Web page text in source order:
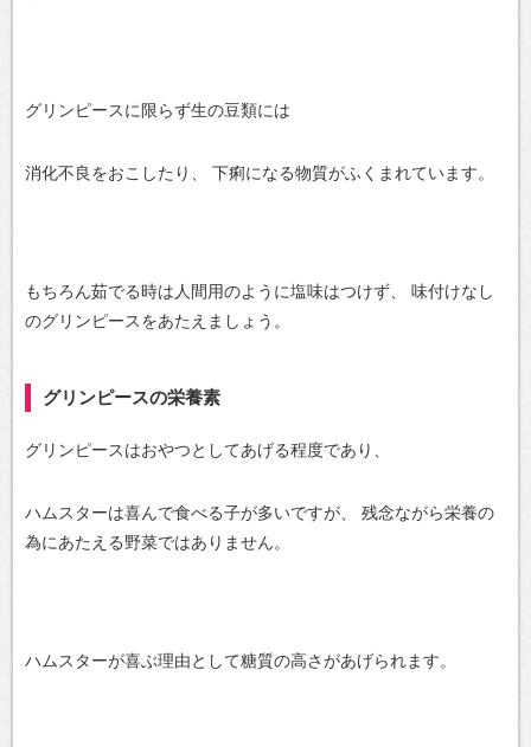
グリンピースに限らず生の豆類には
消化不良をおこしたり、 下痢になる物質がふくまれています。
もちろん茹でる時は人間用のように塩味はつけず、
味付けなし
のグリンピースをあたえましょう。
グリンピースの栄養素
グリンピースはおやつとしてあげる程度であり、
ハムスターは喜んで食べる子が多いですが、
残念ながら栄養の
為にあたえる野菜ではありません。
ハムスターが喜ぶ理由として糖質の高さがあげられます。